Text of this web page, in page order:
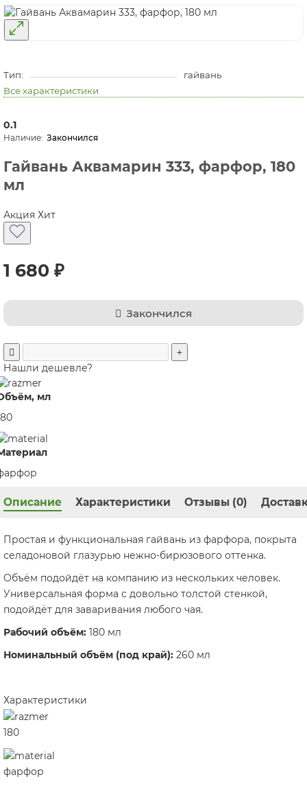
Тип:
гайвань
Все характеристики
0.1
Закончился
Гайвань Аквамарин 333, фарфор, 180
мл
Акция Хит
1 680 ₽
Закончился
Нашли дешевле?
мл
Описание Характеристики Отзывы (0)
Простая и функциональная гайвань из фарфора, покрыта
селадоновой глазурью нежно-бирюзового оттенка.
Объём подойдёт на компанию из нескольких человек.
Универсальная форма с довольно толстой стенкой,
подойдёт для заваривания любого чая.
Рабочий объём: 180 мл
Номинальный объём (под край): 260 мл
Характеристики
180
фарфор